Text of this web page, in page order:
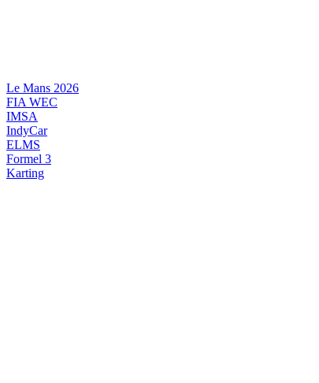
Le Mans 2026
FIA WEC
IMSA
IndyCar
ELMS
Formel 3
Karting